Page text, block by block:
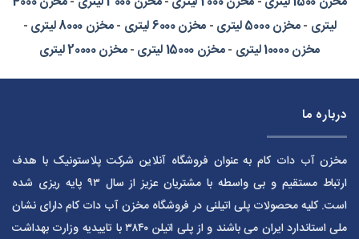
لیتری -مخزن 5000 لیتری - مخزن 6000 لیتری -مخزن 8000 لیتری
-
مخزن 10000 لیتری
-مخزن 15000 لیتری -مخزن 20000 لیتری
درباره ما
مخزن آب دات کام به عنوان فروشگاه آنلاین شرکت پلاستونیک با هدف
ارتباط مستقیم و بی واسطه با مشتریان عزیز از سال ۹۳ پایه ریزی شده
است. کلیه محصولات پلی اتیلنی در فروشگاه مخزن آب دات کام دارای نشان
ملی استاندارد ایران می باشند و از پلی اتیلن ۳۸۴۰ با تاییدیه وزارت بهداشت